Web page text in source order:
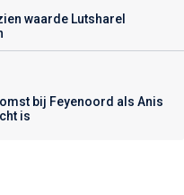
waarde Lutsharel
bij Feyenoord als Anis
is